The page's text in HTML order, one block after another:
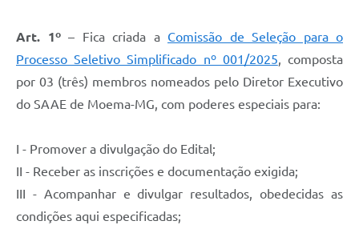
Art. 1º– Fica criada a Comissão de Seleção para o
Processo Seletivo Simplificado nº 001/2025, composta
por 03 (três) membros nomeados pelo Diretor Executivo
do SAAE de Moema-MG, com poderes especiais para:
I - Promover a divulgação do Edital;
II - Receber as inscrições e documentação exigida;
III - Acompanhar e divulgar resultados, obedecidas as
condições aqui especificadas;